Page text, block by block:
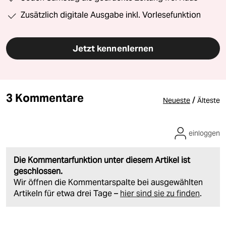
Zusätzlich digitale Ausgabe inkl. Vorlesefunktion
Jetzt kennenlernen
3 Kommentare Neueste / Älteste
Die Kommentarfunktion unter diesem Artikel ist
geschlossen.
Wir öffnen die Kommentarspalte bei ausgewählten
Artikeln für etwa drei Tage – hier sind sie zu finden.
einloggen